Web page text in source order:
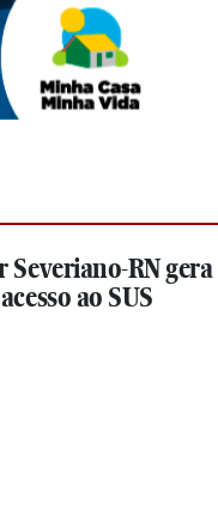
Severiano-RN gera
ao SUS